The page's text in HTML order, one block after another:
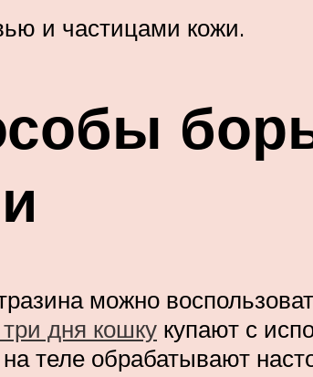
и частицами кожи.
можно
дня кошку купают с
теле обрабатывают